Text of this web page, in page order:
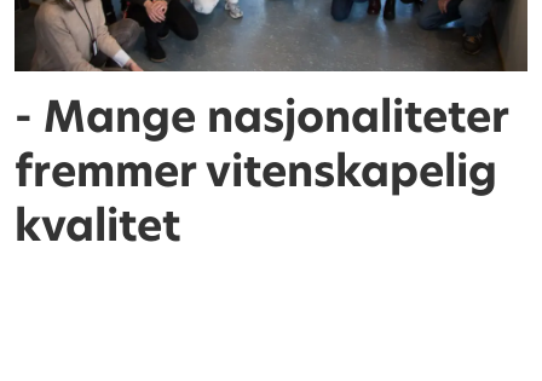
- Mange nasjonaliteter
fremmer vitenskapelig
kvalitet